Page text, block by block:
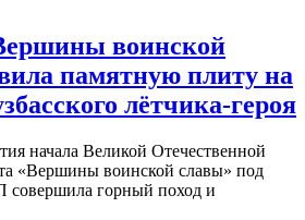
воинской
памятную плиту на
лётчика-героя
начала Великой Отечественной
«Вершины воинской славы» под
совершила горный поход и